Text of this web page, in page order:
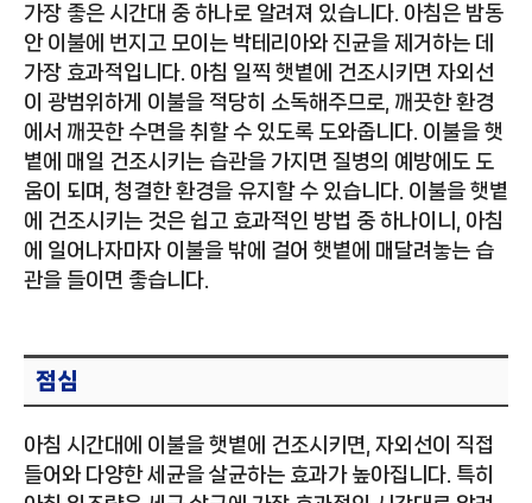
가장 좋은 시간대 중 하나로 알려져 있습니다. 아침은 밤동
안 이불에 번지고 모이는 박테리아와 진균을 제거하는 데
가장 효과적입니다. 아침 일찍 햇볕에 건조시키면 자외선
이 광범위하게 이불을 적당히 소독해주므로, 깨끗한 환경
에서 깨끗한 수면을 취할 수 있도록 도와줍니다. 이불을 햇
볕에 매일 건조시키는 습관을 가지면 질병의 예방에도 도
움이 되며, 청결한 환경을 유지할 수 있습니다. 이불을 햇볕
에 건조시키는 것은 쉽고 효과적인 방법 중 하나이니, 아침
에 일어나자마자 이불을 밖에 걸어 햇볕에 매달려놓는 습
관을 들이면 좋습니다.
점심
아침 시간대에 이불을 햇볕에 건조시키면, 자외선이 직접
들어와 다양한 세균을 살균하는 효과가 높아집니다. 특히